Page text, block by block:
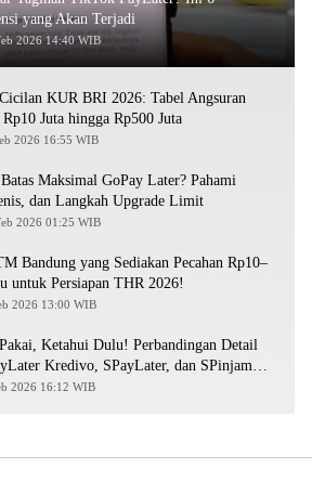
yang Akan Terjadi
2026 14:40 WIB
KUR BRI 2026: Tabel Angsuran
Juta hingga Rp500 Juta
2026 16:55 WIB
Maksimal GoPay Later? Pahami
dan Langkah Upgrade Limit
2026 01:25 WIB
Bandung yang Sediakan Pecahan Rp10–
untuk Persiapan THR 2026!
2026 13:00 WIB
Ketahui Dulu! Perbandingan Detail
Kredivo, SPayLater, dan SPinjam
2026 16:12 WIB